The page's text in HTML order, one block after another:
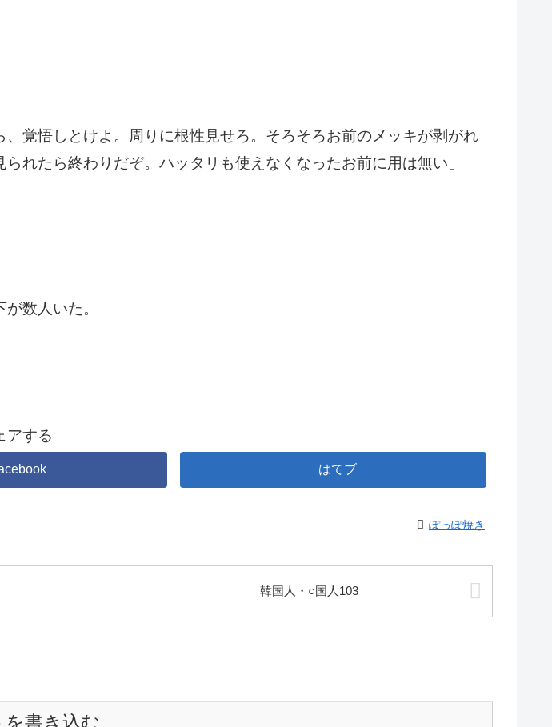
覚悟しとけよ。周りに根性見せろ。そろそろお前のメッキが剥がれ
れたら終わりだぞ。ハッタリも使えなくなったお前に用は無い」
数人いた。
アする
はてブ
ぽっぽ焼き
韓国人・○国人103
を書き込む